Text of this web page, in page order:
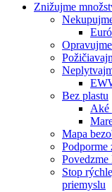
Znižujme
Bez plastu
Aké
Mapa
Podporme
Stop
priemyslu